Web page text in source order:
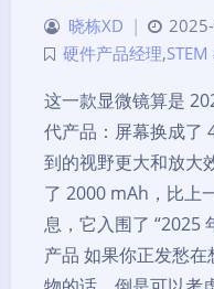
晓栋XD |
硬件产品经理,
这一款显微镜算是
代产品：屏幕换成了
到的视野更大和放大
了 2000 mAh，比上
息，它入围了 “2025
产品 如果你正发愁